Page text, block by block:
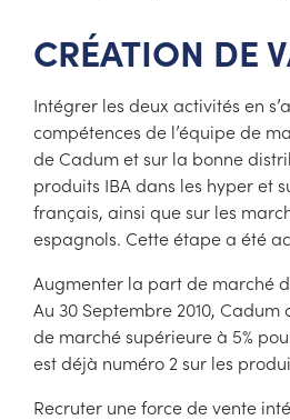
CRÉATION DE
Intégrer les deux activités en
compétences de l’équipe de
de Cadum et sur la bonne
produits IBA dans les hyper et
français, ainsi que sur les
espagnols. Cette étape a été
Augmenter la part de marché
Au 30 Septembre 2010,
de marché supérieure à 5%
est déjà numéro 2 sur les
Recruter une force de vente